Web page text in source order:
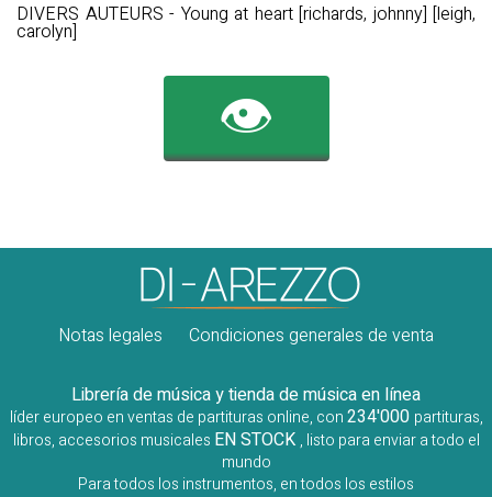
DIVERS AUTEURS - Young at heart [richards, johnny] [leigh,
carolyn]
👁️
Notas legales Condiciones generales de venta
Librería de música y tienda de música en línea
líder europeo en ventas de partituras online, con234'000 partituras,
libros, accesorios musicales EN STOCK , listo para enviar a todo el
mundo
Para todos los instrumentos, en todos los estilos